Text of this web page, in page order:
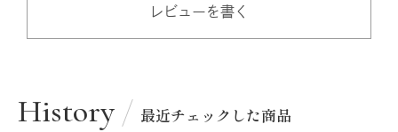
レビューを書く
History 最近チェックした商品